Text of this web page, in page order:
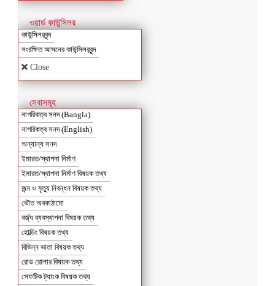
ওয়ার্ড কাউন্সিলর
কাউন্সিলরবৃন্দ
সংরক্ষিত আসনের কাউন্সিলরবৃন্দ
Close
সেবাসমূহ
নাগরিকত্ব সনদ (Bangla)
নাগরিকত্ব সনদ (English)
অন্যান্য সনদ
ইমারত/স্থাপনা নির্মাণ
ইমারত/স্থাপনা নির্মাণ বিষয়ক তথ্য
জন্ম ও মৃত্যু নিবন্ধন বিষয়ক তথ্য
ভৌত অবকাঠামো
বর্জ্য ব্যবস্থাপনা বিষয়ক তথ্য
হোল্ডিং বিষয়ক তথ্য
বিভিন্ন ভাতা বিষয়ক তথ্য
রোড রোলার বিষয়ক তথ্য
সেফটিক ট্যাংক বিষয়ক তথ্য